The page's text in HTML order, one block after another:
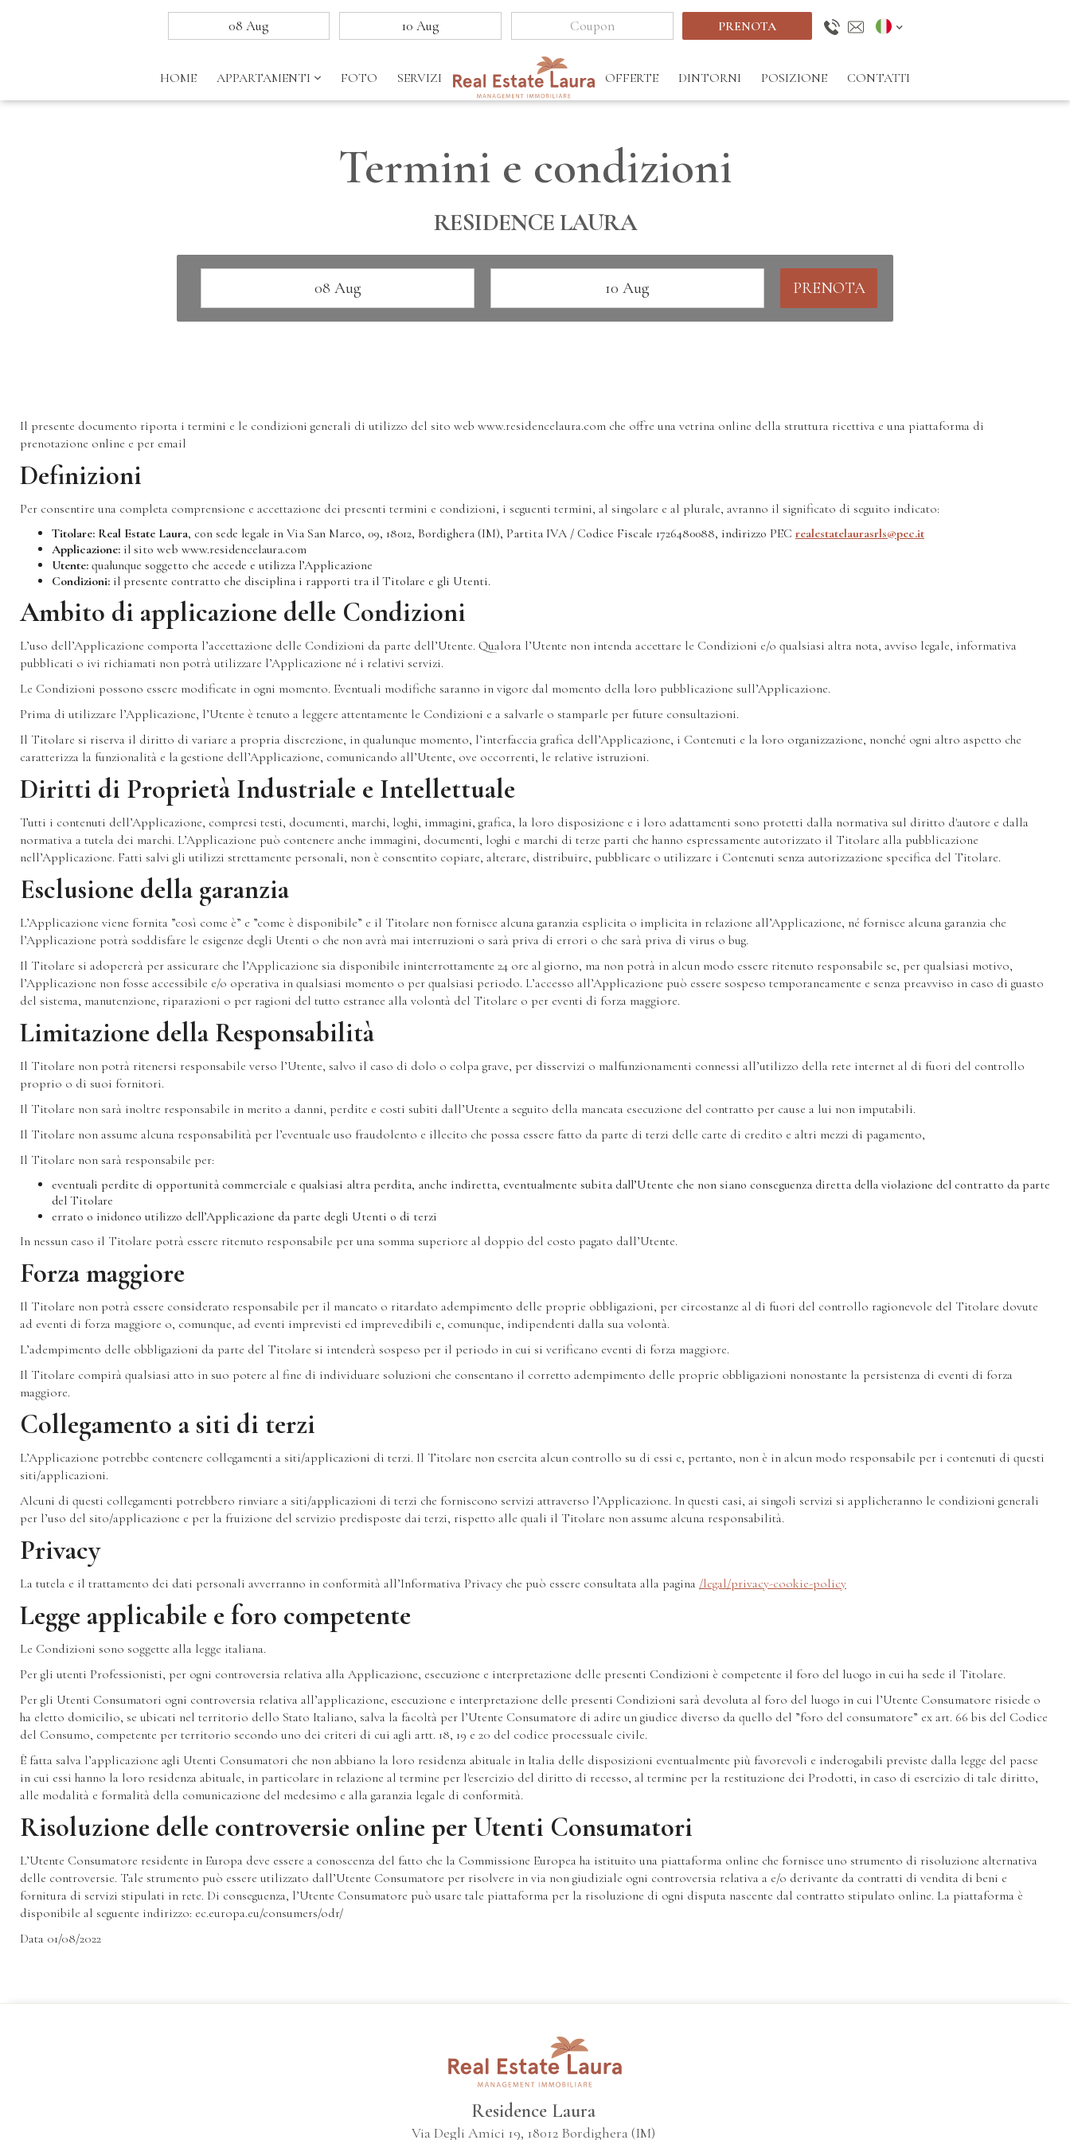
PRENOTA
HOME APPARTAMENTI FOTO SERVIZI OFFERTE DINTORNI POSIZIONE CONTATTI
Termini e condizioni
RESIDENCE LAURA
PRENOTA
Il presente documento riporta i termini e le condizioni generali di utilizzo del sito web www.residencelaura.com che offre una vetrina online della struttura ricettiva e una piattaforma di
prenotazione online e per email
Definizioni
Per consentire una completa comprensione e accettazione dei presenti termini e condizioni, i seguenti termini, al singolare e al plurale, avranno il significato di seguito indicato:
Titolare: Real Estate Laura, con sede legale in Via San Marco, 09, 18012, Bordighera (IM), Partita IVA / Codice Fiscale 1726480088, indirizzo PEC realestatelaurasrls@pec.it
Applicazione: il sito web www.residencelaura.com
Utente: qualunque soggetto che accede e utilizza l’Applicazione
Condizioni: il presente contratto che disciplina i rapporti tra il Titolare e gli Utenti.
Ambito di applicazione delle Condizioni
L’uso dell’Applicazione comporta l’accettazione delle Condizioni da parte dell’Utente. Qualora l’Utente non intenda accettare le Condizioni e/o qualsiasi altra nota, avviso legale, informativa
pubblicati o ivi richiamati non potrà utilizzare l’Applicazione né i relativi servizi.
Le Condizioni possono essere modificate in ogni momento. Eventuali modifiche saranno in vigore dal momento della loro pubblicazione sull’Applicazione.
Prima di utilizzare l’Applicazione, l’Utente è tenuto a leggere attentamente le Condizioni e a salvarle o stamparle per future consultazioni.
Il Titolare si riserva il diritto di variare a propria discrezione, in qualunque momento, l’interfaccia grafica dell’Applicazione, i Contenuti e la loro organizzazione, nonché ogni altro aspetto che
caratterizza la funzionalità e la gestione dell’Applicazione, comunicando all’Utente, ove occorrenti, le relative istruzioni.
Diritti di Proprietà Industriale e Intellettuale
Tutti i contenuti dell’Applicazione, compresi testi, documenti, marchi, loghi, immagini, grafica, la loro disposizione e i loro adattamenti sono protetti dalla normativa sul diritto d'autore e dalla
normativa a tutela dei marchi. L’Applicazione può contenere anche immagini, documenti, loghi e marchi di terze parti che hanno espressamente autorizzato il Titolare alla pubblicazione
nell’Applicazione. Fatti salvi gli utilizzi strettamente personali, non è consentito copiare, alterare, distribuire, pubblicare o utilizzare i Contenuti senza autorizzazione specifica del Titolare.
Esclusione della garanzia
L’Applicazione viene fornita ”così come è” e ”come è disponibile” e il Titolare non fornisce alcuna garanzia esplicita o implicita in relazione all’Applicazione, né fornisce alcuna garanzia che
l’Applicazione potrà soddisfare le esigenze degli Utenti o che non avrà mai interruzioni o sarà priva di errori o che sarà priva di virus o bug.
Il Titolare si adopererà per assicurare che l’Applicazione sia disponibile ininterrottamente 24 ore al giorno, ma non potrà in alcun modo essere ritenuto responsabile se, per qualsiasi motivo,
l’Applicazione non fosse accessibile e/o operativa in qualsiasi momento o per qualsiasi periodo. L’accesso all’Applicazione può essere sospeso temporaneamente e senza preavviso in caso di guasto
del sistema, manutenzione, riparazioni o per ragioni del tutto estranee alla volontà del Titolare o per eventi di forza maggiore.
Limitazione della Responsabilità
Il Titolare non potrà ritenersi responsabile verso l’Utente, salvo il caso di dolo o colpa grave, per disservizi o malfunzionamenti connessi all’utilizzo della rete internet al di fuori del controllo
proprio o di suoi fornitori.
Il Titolare non sarà inoltre responsabile in merito a danni, perdite e costi subiti dall’Utente a seguito della mancata esecuzione del contratto per cause a lui non imputabili.
Il Titolare non assume alcuna responsabilità per l’eventuale uso fraudolento e illecito che possa essere fatto da parte di terzi delle carte di credito e altri mezzi di pagamento,
Il Titolare non sarà responsabile per:
eventuali perdite di opportunità commerciale e qualsiasi altra perdita, anche indiretta, eventualmente subita dall’Utente che non siano conseguenza diretta della violazione del contratto da parte
del Titolare
errato o inidoneo utilizzo dell’Applicazione da parte degli Utenti o di terzi
In nessun caso il Titolare potrà essere ritenuto responsabile per una somma superiore al doppio del costo pagato dall’Utente.
Forza maggiore
Il Titolare non potrà essere considerato responsabile per il mancato o ritardato adempimento delle proprie obbligazioni, per circostanze al di fuori del controllo ragionevole del Titolare dovute
ad eventi di forza maggiore o, comunque, ad eventi imprevisti ed imprevedibili e, comunque, indipendenti dalla sua volontà.
L’adempimento delle obbligazioni da parte del Titolare si intenderà sospeso per il periodo in cui si verificano eventi di forza maggiore.
Il Titolare compirà qualsiasi atto in suo potere al fine di individuare soluzioni che consentano il corretto adempimento delle proprie obbligazioni nonostante la persistenza di eventi di forza
maggiore.
Collegamento a siti di terzi
L’Applicazione potrebbe contenere collegamenti a siti/applicazioni di terzi. Il Titolare non esercita alcun controllo su di essi e, pertanto, non è in alcun modo responsabile per i contenuti di questi
siti/applicazioni.
Alcuni di questi collegamenti potrebbero rinviare a siti/applicazioni di terzi che forniscono servizi attraverso l’Applicazione. In questi casi, ai singoli servizi si applicheranno le condizioni generali
per l’uso del sito/applicazione e per la fruizione del servizio predisposte dai terzi, rispetto alle quali il Titolare non assume alcuna responsabilità.
Privacy
La tutela e il trattamento dei dati personali avverranno in conformità all’Informativa Privacy che può essere consultata alla pagina /legal/privacy-cookie-policy
Legge applicabile e foro competente
Le Condizioni sono soggette alla legge italiana.
Per gli utenti Professionisti, per ogni controversia relativa alla Applicazione, esecuzione e interpretazione delle presenti Condizioni è competente il foro del luogo in cui ha sede il Titolare.
Per gli Utenti Consumatori ogni controversia relativa all’applicazione, esecuzione e interpretazione delle presenti Condizioni sarà devoluta al foro del luogo in cui l’Utente Consumatore risiede o
ha eletto domicilio, se ubicati nel territorio dello Stato Italiano, salva la facoltà per l’Utente Consumatore di adire un giudice diverso da quello del ”foro del consumatore” ex art. 66 bis del Codice
del Consumo, competente per territorio secondo uno dei criteri di cui agli artt. 18, 19 e 20 del codice processuale civile.
È fatta salva l’applicazione agli Utenti Consumatori che non abbiano la loro residenza abituale in Italia delle disposizioni eventualmente più favorevoli e inderogabili previste dalla legge del paese
in cui essi hanno la loro residenza abituale, in particolare in relazione al termine per l'esercizio del diritto di recesso, al termine per la restituzione dei Prodotti, in caso di esercizio di tale diritto,
alle modalità e formalità della comunicazione del medesimo e alla garanzia legale di conformità.
Risoluzione delle controversie online per Utenti Consumatori
L’Utente Consumatore residente in Europa deve essere a conoscenza del fatto che la Commissione Europea ha istituito una piattaforma online che fornisce uno strumento di risoluzione alternativa
delle controversie. Tale strumento può essere utilizzato dall’Utente Consumatore per risolvere in via non giudiziale ogni controversia relativa a e/o derivante da contratti di vendita di beni e
fornitura di servizi stipulati in rete. Di conseguenza, l’Utente Consumatore può usare tale piattaforma per la risoluzione di ogni disputa nascente dal contratto stipulato online. La piattaforma è
disponibile al seguente indirizzo: ec.europa.eu/consumers/odr/
Data 01/08/2022
Residence Laura
Via Degli Amici 19, 18012 Bordighera (IM)